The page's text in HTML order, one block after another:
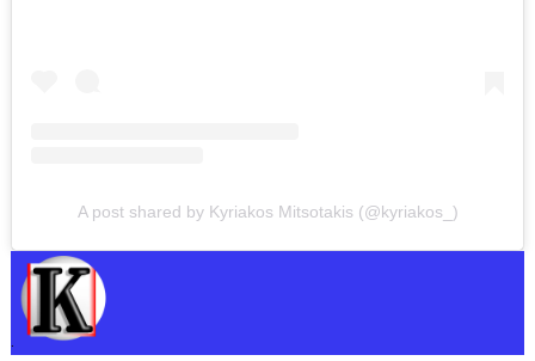
A post shared by Kyriakos Mitsotakis (@kyriakos_)
.